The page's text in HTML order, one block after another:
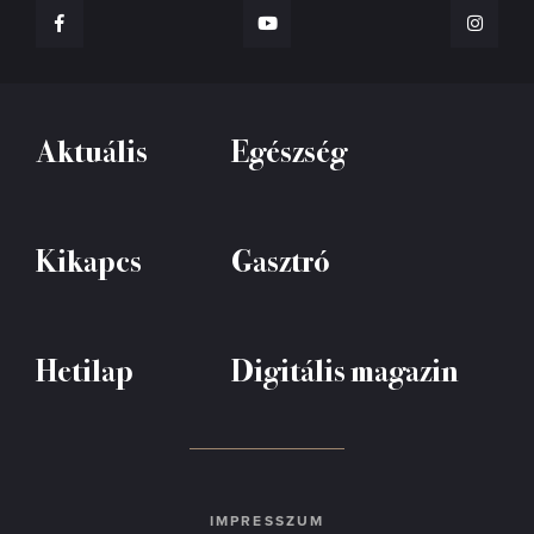
Aktuális Egészség
Kikapcs Gasztró
Hetilap Digitális magazin
IMPRESSZUM